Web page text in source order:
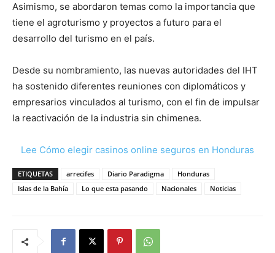
Asimismo, se abordaron temas como la importancia que
tiene el agroturismo y proyectos a futuro para el
desarrollo del turismo en el país.
Desde su nombramiento, las nuevas autoridades del IHT
ha sostenido diferentes reuniones con diplomáticos y
empresarios vinculados al turismo, con el fin de impulsar
la reactivación de la industria sin chimenea.
Lee Cómo elegir casinos online seguros en Honduras
ETIQUETAS arrecifes Diario Paradigma
Honduras
Islas de la Bahía
Lo que esta pasando Nacionales Noticias